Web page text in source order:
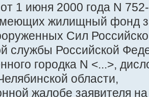
1 июня 2000 года N
жилищный фонд
Сил
службы Российской
городка N <...>,
области,
жалобе заявителя